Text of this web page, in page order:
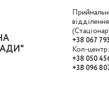
відділення
+38 067
Кол-центр:
+38 050
+38 096